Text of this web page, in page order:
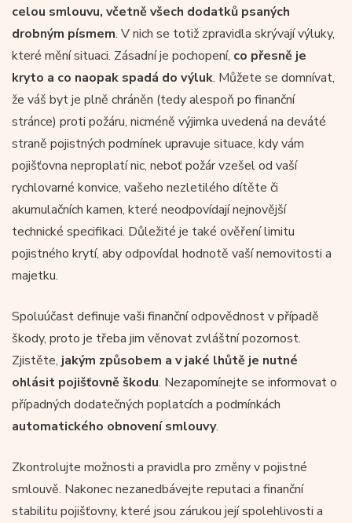
celou smlouvu, včetně všech dodatků psaných
drobným písmem. V nich se totiž zpravidla skrývají výluky,
které mění situaci. Zásadní je pochopení, co přesně je
kryto a co naopak spadá do výluk. Můžete se domnívat,
že váš byt je plně chráněn (tedy alespoň po finanční
stránce) proti požáru, nicméně výjimka uvedená na deváté
straně pojistných podmínek upravuje situace, kdy vám
pojišťovna neproplatí nic, neboť požár vzešel od vaší
rychlovarné konvice, vašeho nezletilého dítěte či
akumulačních kamen, které neodpovídají nejnovější
technické specifikaci. Důležité je také ověření limitu
pojistného krytí, aby odpovídal hodnotě vaší nemovitosti a
majetku.
Spoluúčast definuje vaši finanční odpovědnost v případě
škody, proto je třeba jim věnovat zvláštní pozornost.
Zjistěte, jakým způsobem a v jaké lhůtě je nutné
ohlásit pojišťovně škodu. Nezapomínejte se informovat o
případných dodatečných poplatcích a podmínkách
automatického obnovení smlouvy.
Zkontrolujte možnosti a pravidla pro změny v pojistné
smlouvě. Nakonec nezanedbávejte reputaci a finanční
stabilitu pojišťovny, které jsou zárukou její spolehlivosti a